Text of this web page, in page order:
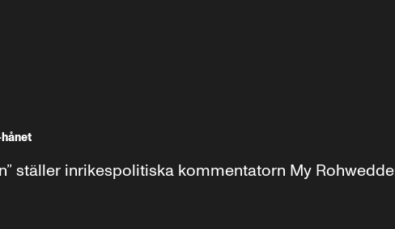
ställer inrikespolitiska kommentatorn My